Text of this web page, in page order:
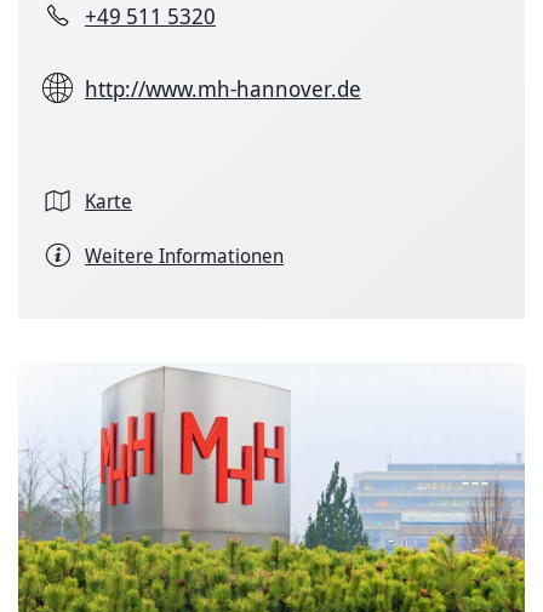
+49 511 5320
http://www.mh-hannover.de
Karte
Weitere Informationen